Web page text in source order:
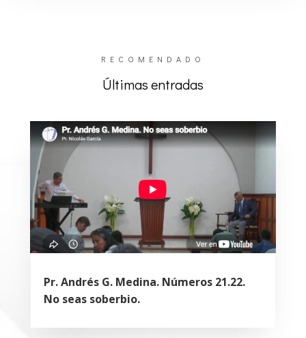
RECOMENDADO
Últimas entradas
Pr. Andrés G. Medina. Números 21.22.
No seas soberbio.